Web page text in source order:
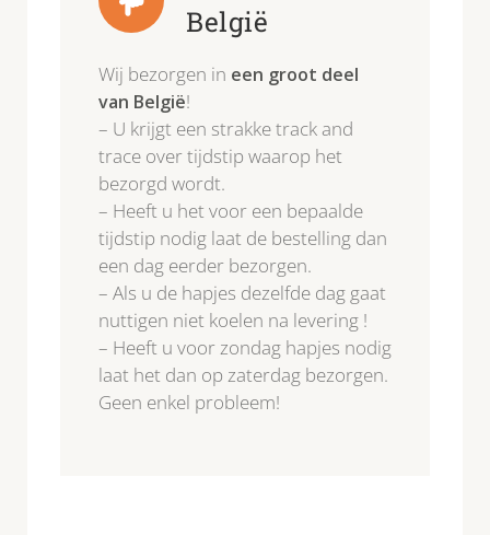
België
Wij bezorgen in een groot deel
van België!
– U krijgt een strakke track and
trace over tijdstip waarop het
bezorgd wordt.
– Heeft u het voor een bepaalde
tijdstip nodig laat de bestelling dan
een dag eerder bezorgen.
– Als u de hapjes dezelfde dag gaat
nuttigen niet koelen na levering !
– Heeft u voor zondag hapjes nodig
laat het dan op zaterdag bezorgen.
Geen enkel probleem!